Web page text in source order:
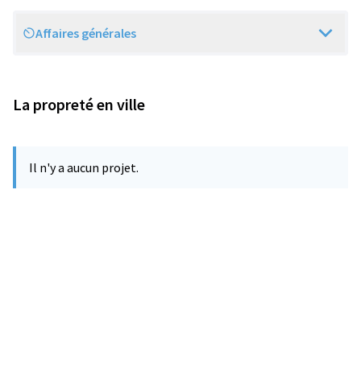
Scope
Affaires générales
La propreté en ville
Il n'y a aucun projet.